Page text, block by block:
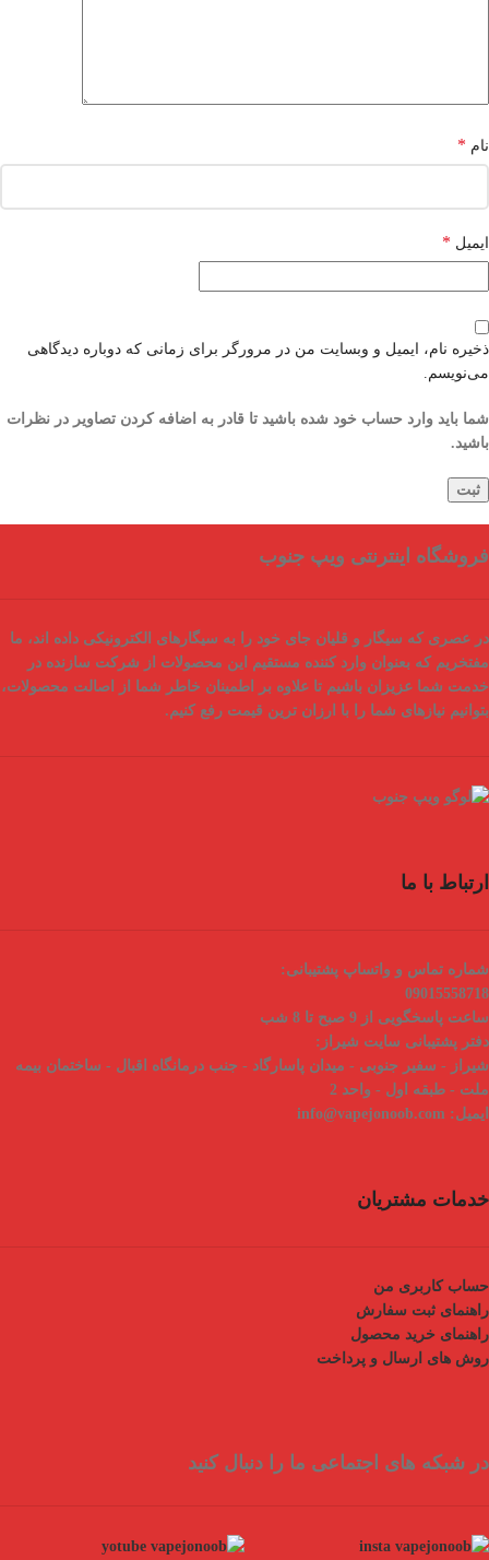
نام *
ایمیل *
ذخیره نام، ایمیل و وبسایت من در مرورگر برای زمانی که دوباره دیدگاهی
می‌نویسم.
شما باید وارد حساب خود شده باشید تا قادر به اضافه کردن تصاویر در نظرات
باشید.
فروشگاه اینترنتی ویپ جنوب
در عصری که سیگار و قلیان جای خود را به سیگارهای الکترونیکی داده اند، ما
مفتخریم که بعنوان وارد کننده مستقیم این محصولات از شرکت سازنده در
خدمت شما عزیزان باشیم تا علاوه بر اطمینان خاطر شما از
اصالت محصولات،
بتوانیم نیازهای شما را با ارزان ترین قیمت رفع کنیم.
ارتباط با ما
شماره تماس و واتساپ پشتیبانی:
09015558718
ساعت پاسخگویی از 9 صبح تا 8 شب
دفتر پشتیبانی سایت شیراز:
شیراز - سفیر جنوبی - میدان پاسارگاد - جنب درمانگاه اقبال - ساختمان بیمه
ملت - طبقه اول - واحد 2
ایمیل:
خدمات مشتریان
حساب کاربری من
راهنمای ثبت سفارش
راهنمای خرید محصول
روش های ارسال و پرداخت
در شبکه های اجتماعی ما را دنبال کنید